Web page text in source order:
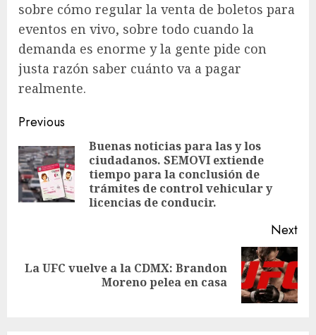
sobre cómo regular la venta de boletos para
eventos en vivo, sobre todo cuando la
demanda es enorme y la gente pide con
justa razón saber cuánto va a pagar
realmente.
Post
navigation
Previous
Buenas noticias para las y los
ciudadanos. SEMOVI extiende
tiempo para la conclusión de
trámites de control vehicular y
licencias de conducir.
Next
Next
La UFC vuelve a la CDMX: Brandon
Moreno pelea en casa